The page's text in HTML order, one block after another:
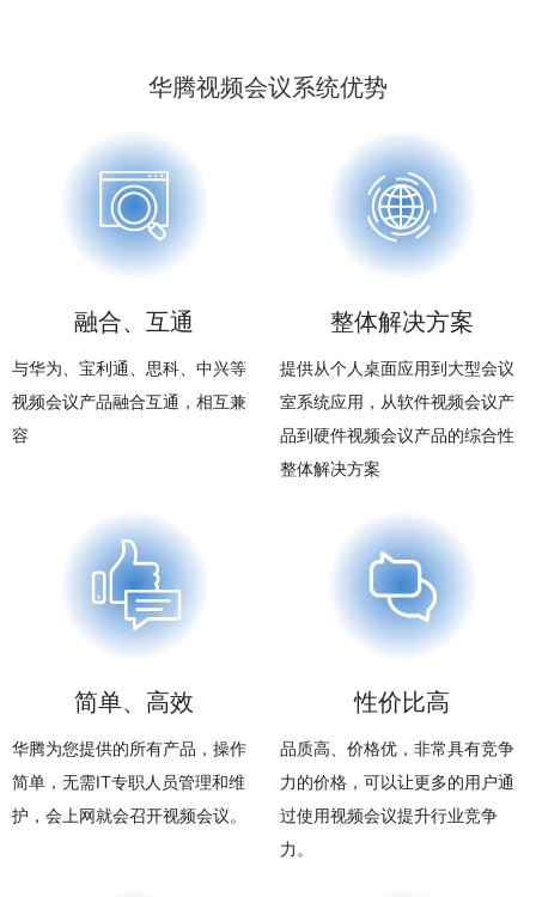
华腾视频会议系统优势
融合、互通
与华为、宝利通、思科、中兴等
视频会议产品融合互通，相互兼
容
整体解决方案
提供从个人桌面应用到大型会议
室系统应用，从软件视频会议产
品到硬件视频会议产品的综合性
整体解决方案
简单、高效
华腾为您提供的所有产品，操作
简单，无需IT专职人员管理和维
护，会上网就会召开视频会议。
性价比高
品质高、价格优，非常具有竞争
力的价格，可以让更多的用户通
过使用视频会议提升行业竞争
力。